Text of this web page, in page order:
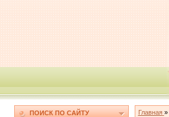
ПОИСК ПО САЙТУ Главная »